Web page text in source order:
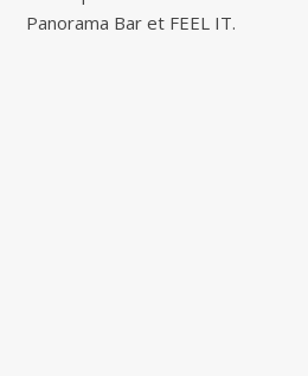
Panorama Bar et FEEL IT.